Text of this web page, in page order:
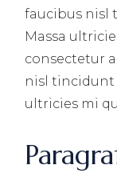
faucibus nisl
Massa
consectetur
nisl tincidunt
ultricies mi